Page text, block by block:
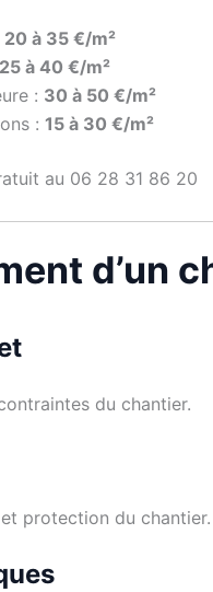
20 à 35 €/m²
25 à 40 €/m²
: 30 à 50 €/m²
: 15 à 30 €/m²
au 06 28 31 86 20
d’un
du chantier.
protection du chantier.